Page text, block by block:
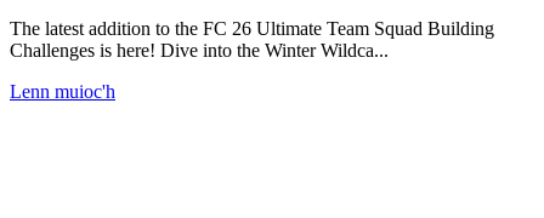
The latest addition to the FC 26 Ultimate Team Squad Building
Challenges is here! Dive into the Winter Wildca...
Lenn muioc'h